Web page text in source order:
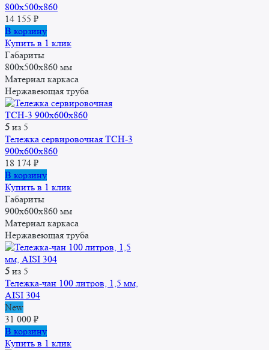
800х500х860
14 155 ₽
В корзину
Купить в 1 клик
Габариты
800х500х860 мм
Материал каркаса
Нержавеющая труба
5 из 5
Тележка сервировочная ТСН-3
900х600х860
18 174 ₽
В корзину
Купить в 1 клик
Габариты
900х600х860 мм
Материал каркаса
Нержавеющая труба
5 из 5
Тележка-чан 100 литров, 1,5 мм,
AISI 304
New
31 000 ₽
В корзину
Купить в 1 клик